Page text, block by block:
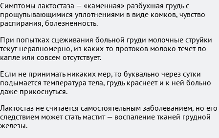
Симптомы лактостаза — «каменная» разбухшая грудь с
прощупывающимися уплотнениями в виде комков, чувство
распирания, болезненность.
При попытках сцеживания больной груди молочные струйки
текут неравномерно, из каких-то протоков молоко течет по
капле или совсем отсутствует.
Если не принимать никаких мер, то буквально через сутки
подымается температура тела, грудь краснеет и к ней больно
даже прикоснуться.
Лактостаз не считается самостоятельным заболеванием, но его
следствием может стать мастит — воспаление тканей грудной
железы.